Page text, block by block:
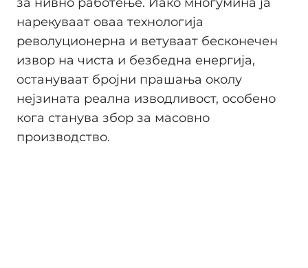
нарекуваат оваа технологија
револуционерна и ветуваат бесконечен
извор на чиста и безбедна енергија,
остануваат бројни прашања околу
нејзината реална изводливост, особено
кога станува збор за масовно
производство.